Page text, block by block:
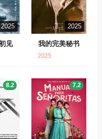
2025
见
2025
我的完美秘书
2025
8.2 7.2